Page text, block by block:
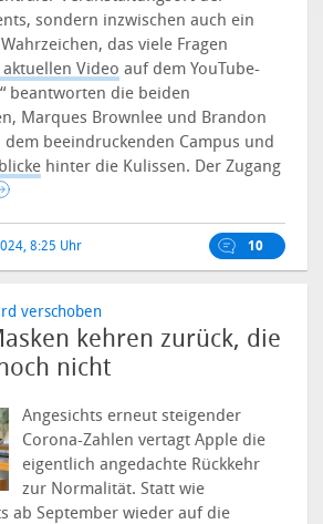
sondern inzwischen auch ein
das viele Fragen
Video auf dem YouTube-
beantworten die beiden
Marques Brownlee und Brandon
dem beeindruckenden Campus und
hinter die Kulissen. Der Zugang
8:25 Uhr 10
verschoben
kehren zurück, die
nicht
Angesichts erneut steigender
Corona-Zahlen vertagt Apple die
eigentlich angedachte Rückkehr
zur Normalität. Statt wie
ab September wieder auf die